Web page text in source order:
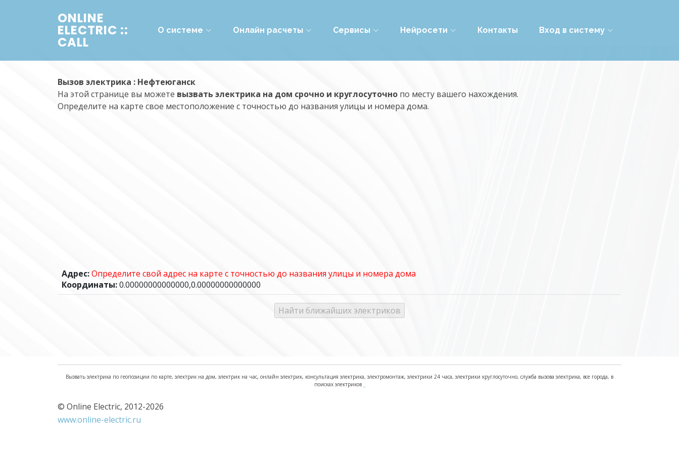
ONLINE
ELECTRIC ::
CALL
О системе Онлайн расчеты Сервисы Нейросети Контакты Вход в систему
Вызов электрика : Нефтеюганск
На этой странице вы можете вызвать электрика на дом срочно и круглосуточно по месту вашего нахождения.
Определите на карте свое местоположение с точностью до названия улицы и номера дома.
Адрес:Определите свой адрес на карте с точностью до названия улицы и номера дома
Координаты:0.00000000000000,0.00000000000000
Вызвать электрика по геопозиции по карте, электрик на дом, электрик на час, онлайн электрик, консультация электрика, электромонтаж, электрики 24 часа, электрики круглосуточно, служба вызова электрика, все города, в
поисках электриков
© Online Electric, 2012-2026
www.online-electric.ru